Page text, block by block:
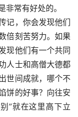
常有好处的。
记，你会发现他们
倍刻苦努力。如果
现他们有一个共同
人士和高僧大德都
世间成就，哪个不
饼的好事？向往安
”就在这里高下立